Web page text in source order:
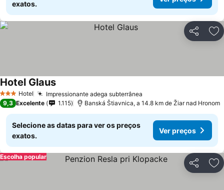
exatos.
Partilhar
3 EstrelasHotel Impressionante adega subterrânea
Hotel GlausVer preços
9,3 Excelente 1.115 Banská Štiavnica, a 14.8 km de Žiar nad Hronom
Selecione as datas para ver os preços
exatos.
Ver preços
Partilhar
Escolha popular